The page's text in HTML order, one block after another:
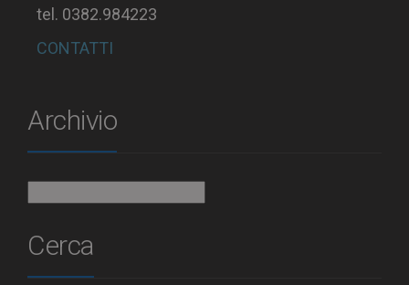
tel. 0382.984223
CONTATTI
Archivio
Cerca